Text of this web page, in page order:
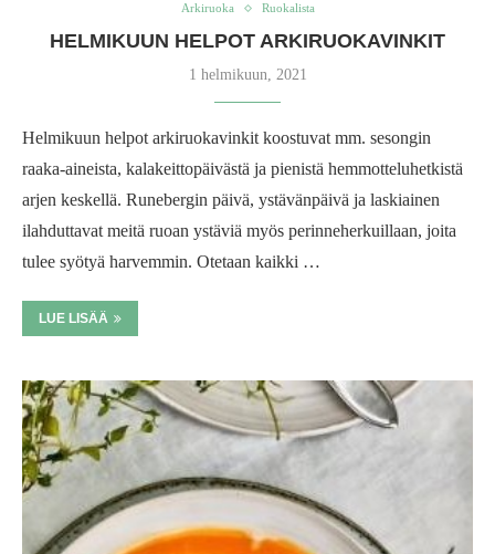
Arkiruoka Ruokalista
HELMIKUUN HELPOT ARKIRUOKAVINKIT
1 helmikuun, 2021
Helmikuun helpot arkiruokavinkit koostuvat mm. sesongin
raaka-aineista, kalakeittopäivästä ja pienistä hemmotteluhetkistä
arjen keskellä. Runebergin päivä, ystävänpäivä ja laskiainen
ilahduttavat meitä ruoan ystäviä myös perinneherkuillaan, joita
tulee syötyä harvemmin. Otetaan kaikki …
LUE LISÄÄ